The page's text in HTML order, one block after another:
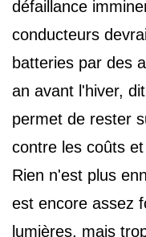
défaillance
conducteurs
batteries par des
an avant l'hiver,
permet de rester
contre les coûts
Rien n'est plus
est encore assez
lumières, mais